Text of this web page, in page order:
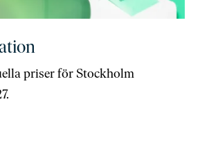
priser för Stockholm